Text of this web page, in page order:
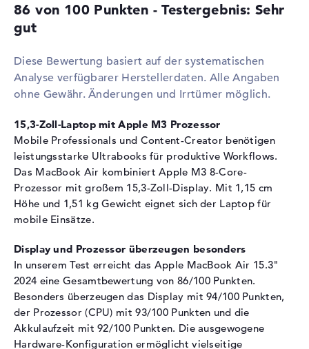
Installiert
16 GB
Technologie
Festplatte
Festplatte
256 GB SSD
Schnittstelle
PCIe
Optische Speicher
Laufwerks-Typ
ohne Laufwerk
Display
Display-Typ
15,3" TFT
Max. Auflösung
3024 x 1964
Hintergrundbeleuchtung, IPS
Panel, Retina
Audio
Soundkarte
Dolby Atmos
Webcam
86 von 100 Punkten - Testergebnis: Sehr
gut
Diese Bewertung basiert auf der systematischen
Analyse verfügbarer Herstellerdaten. Alle Angaben
ohne Gewähr. Änderungen und Irrtümer möglich.
15,3-Zoll-Laptop mit Apple M3 Prozessor
Mobile Professionals und Content-Creator benötigen
leistungsstarke Ultrabooks für produktive Workflows.
Das MacBook Air kombiniert Apple M3 8-Core-
Prozessor mit großem 15,3-Zoll-Display. Mit 1,15 cm
Höhe und 1,51 kg Gewicht eignet sich der Laptop für
mobile Einsätze.
Display und Prozessor überzeugen besonders
In unserem Test erreicht das Apple MacBook Air 15.3"
2024 eine Gesamtbewertung von 86/100 Punkten.
Besonders überzeugen das Display mit 94/100 Punkten,
der Prozessor (CPU) mit 93/100 Punkten und die
Akkulaufzeit mit 92/100 Punkten. Die ausgewogene
Hardware-Konfiguration ermöglicht vielseitige